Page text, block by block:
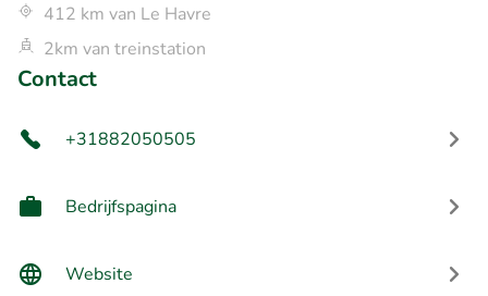
412 km van Le Havre
2km van treinstation
Contact
+31882050505
Bedrijfspagina
Website